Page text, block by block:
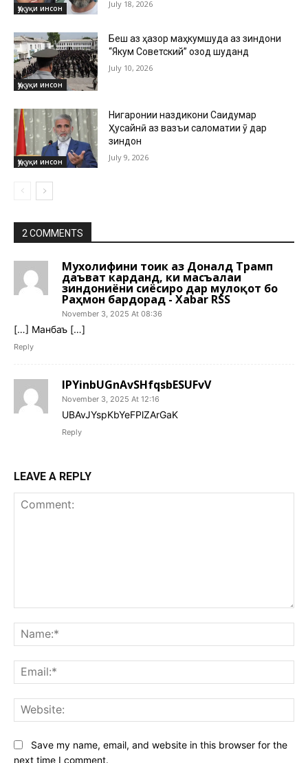
Ҳуқуқи инсон July 18, 2026
Ҳуқуқи инсон
Беш аз ҳазор маҳкумшуда аз зиндони
“Якум Советский” озод шуданд
July 10, 2026
Ҳуқуқи инсон
Нигаронии наздикони Саидумар
Ҳусайнӣ аз вазъи саломатии ӯ дар
зиндон
July 9, 2026
2 COMMENTS
Мухолифини тоҷик аз Доналд Трамп
даъват карданд, ки масъалаи
зиндониёни сиёсиро дар мулоқот бо
Раҳмон бардорад - Xabar RSS
November 3, 2025 At 08:36
[…] Манбаъ […]
Reply
IPYinbUGnAvSHfqsbESUFvV
November 3, 2025 At 12:16
UBAvJYspKbYeFPlZArGaK
Reply
LEAVE A REPLY
Save my name, email, and website in this browser for the
next time I comment.